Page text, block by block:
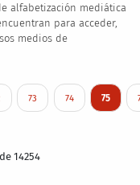
alfabetización mediática
para acceder,
medios de
Page
73 Page
74 Página
75
14254